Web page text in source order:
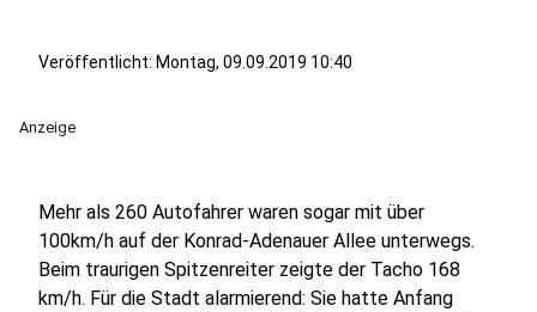
Veröffentlicht: Montag, 09.09.2019 10:40
Anzeige
Mehr als 260 Autofahrer waren sogar mit über
100km/h auf der Konrad-Adenauer Allee unterwegs.
Beim traurigen Spitzenreiter zeigte der Tacho 168
km/h. Für die Stadt alarmierend: Sie hatte Anfang